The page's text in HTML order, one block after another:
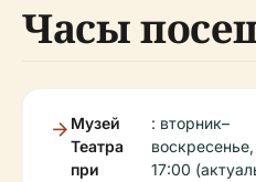
Часы
Музей
Театра
при
: вторник–
воскресенье,
17:00